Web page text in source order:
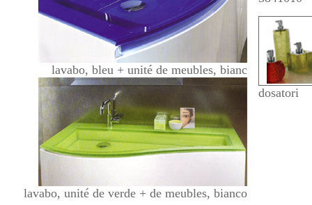
lavabo, bleu + unité de meubles, bianc
lavabo, unité de verde + de meubles, bianco
dosatori